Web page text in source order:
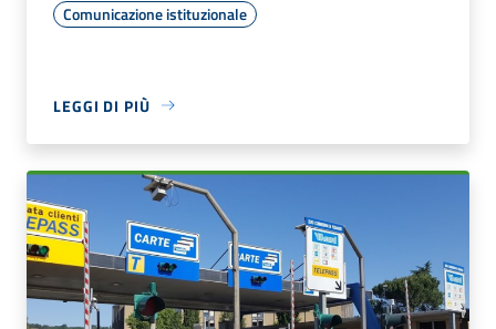
Comunicazione istituzionale
LEGGI DI PIÙ